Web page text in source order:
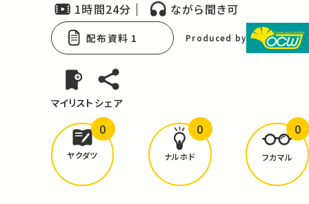
1時間24分 ながら聞き可
配布資料 1 Produced by
マイリスト シェア
どんな学びがありましたか？
ヤクダツ
0
ナルホド
0
フカマル
0